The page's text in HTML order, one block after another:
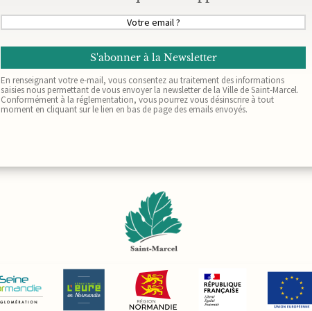
Votre
email(Nécessaire)
En renseignant votre e-mail, vous consentez au traitement des informations
saisies nous permettant de vous envoyer la newsletter de la Ville de Saint-Marcel.
Conformément à la réglementation, vous pourrez vous désinscrire à tout
moment en cliquant sur le lien en bas de page des emails envoyés.